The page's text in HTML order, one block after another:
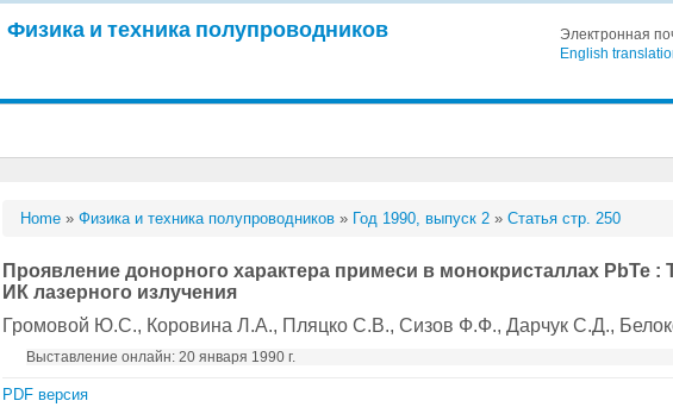
Физика и техника полупроводников Электронная
English
Home »Физика и техника полупроводников » Год 1990, выпуск 2 »Статья стр. 250
Проявление донорного характера примеси в монокристаллах PbTe :
ИК лазерного излучения
Громовой Ю.С., Коровина Л.А., Пляцко С.В., Сизов Ф.Ф., Дарчук С.Д.,
Выставление онлайн: 20 января 1990 г.
PDF версия